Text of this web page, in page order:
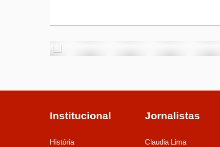
Institucional
História
Jornalistas
Claudia Lima